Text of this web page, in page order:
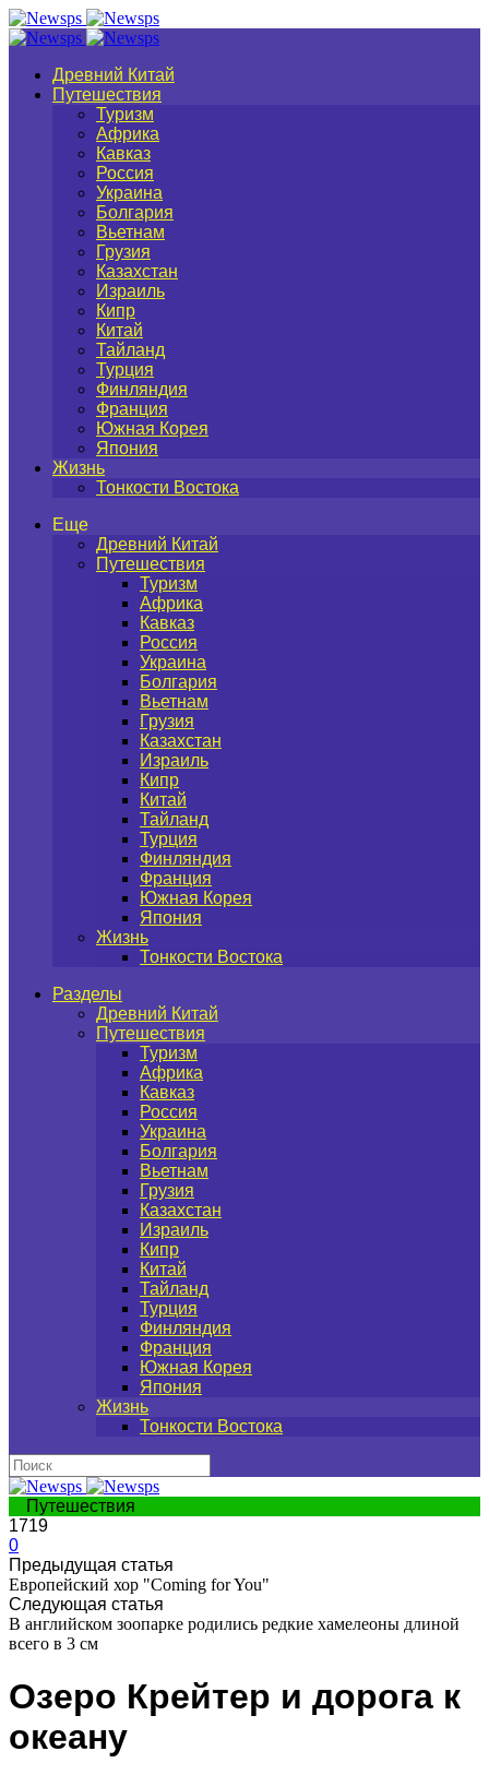
Древний Китай
Путешествия
Туризм
Африка
Кавказ
Россия
Украина
Болгария
Вьетнам
Грузия
Казахстан
Израиль
Кипр
Китай
Тайланд
Турция
Финляндия
Франция
Южная Корея
Япония
Жизнь
Тонкости Востока
Еще
Древний Китай
Путешествия
Туризм
Африка
Кавказ
Россия
Украина
Болгария
Вьетнам
Грузия
Казахстан
Израиль
Кипр
Китай
Тайланд
Турция
Финляндия
Франция
Южная Корея
Япония
Жизнь
Тонкости Востока
Разделы
Древний Китай
Путешествия
Туризм
Африка
Кавказ
Россия
Украина
Болгария
Вьетнам
Грузия
Казахстан
Израиль
Кипр
Китай
Тайланд
Турция
Финляндия
Франция
Южная Корея
Япония
Жизнь
Тонкости Востока
Путешествия
1719
0
Предыдущая статья
Европейский хор "Coming for You"
Следующая статья
В английском зоопарке родились редкие хамелеоны длиной
всего в 3 см
Озеро Крейтер и дорога к
океану